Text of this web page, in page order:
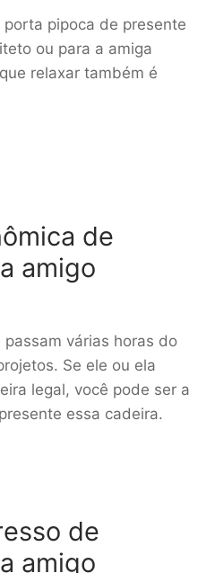
pipoca de presente
ou para a amiga
relaxar também é
de
amigo
várias horas do
Se ele ou ela
legal, você pode ser a
essa cadeira.
de
amigo